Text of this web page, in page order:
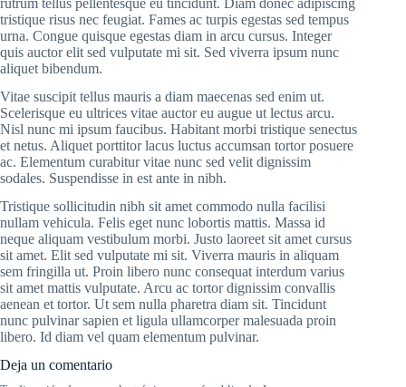
rutrum tellus pellentesque eu tincidunt. Diam donec adipiscing
tristique risus nec feugiat. Fames ac turpis egestas sed tempus
urna. Congue quisque egestas diam in arcu cursus. Integer
quis auctor elit sed vulputate mi sit. Sed viverra ipsum nunc
aliquet bibendum.
Vitae suscipit tellus mauris a diam maecenas sed enim ut.
Scelerisque eu ultrices vitae auctor eu augue ut lectus arcu.
Nisl nunc mi ipsum faucibus. Habitant morbi tristique senectus
et netus. Aliquet porttitor lacus luctus accumsan tortor posuere
ac. Elementum curabitur vitae nunc sed velit dignissim
sodales. Suspendisse in est ante in nibh.
Tristique sollicitudin nibh sit amet commodo nulla facilisi
nullam vehicula. Felis eget nunc lobortis mattis. Massa id
neque aliquam vestibulum morbi. Justo laoreet sit amet cursus
sit amet. Elit sed vulputate mi sit. Viverra mauris in aliquam
sem fringilla ut. Proin libero nunc consequat interdum varius
sit amet mattis vulputate. Arcu ac tortor dignissim convallis
aenean et tortor. Ut sem nulla pharetra diam sit. Tincidunt
nunc pulvinar sapien et ligula ullamcorper malesuada proin
libero. Id diam vel quam elementum pulvinar.
Deja un comentario